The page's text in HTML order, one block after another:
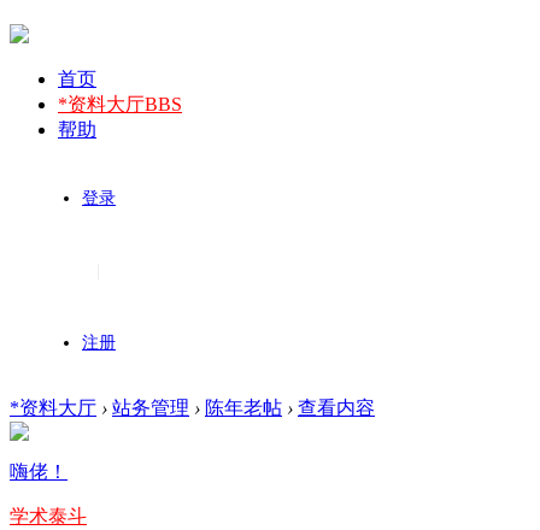
首页
*资料大厅BBS
帮助
登录
注册
*资料大厅 › 站务管理 › 陈年老帖 › 查看内容
嗨佬！
学术泰斗